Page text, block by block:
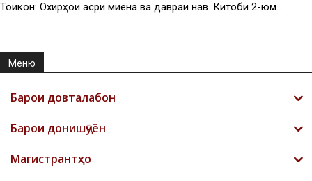
Тоҷикон: Охирҳои асри миёна ва давраи нав. Китоби 2-юм…
Меню
Барои довталабон
Барои донишҷӯён
Магистрантҳо